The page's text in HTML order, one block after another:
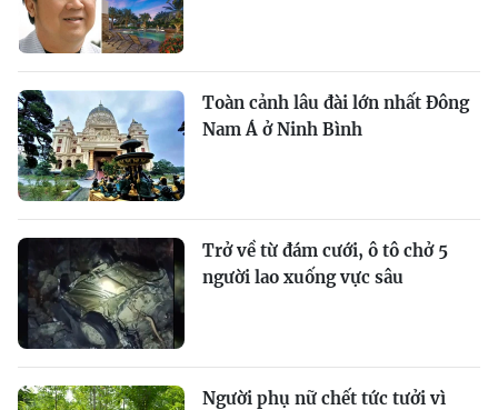
Toàn cảnh lâu đài lớn nhất Đông
Nam Á ở Ninh Bình
Trở về từ đám cưới, ô tô chở 5
người lao xuống vực sâu
Người phụ nữ chết tức tưởi vì